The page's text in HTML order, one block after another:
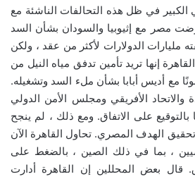
الكبير في ظل هذه التحالفات الناشئة مع
مصر مع إثيوبيا والسودان بشأن السد
مليارات الدولارات لأكثر من عقد ، ولكن
إنها تريد تأمين تدفق مياه النيل من
مع أديس أبابا بشأن ملء السد وتشغيله.
والاتحاد الأفريقي ومجلس الأمن الدولي
بالتوقيع على الاتفاق. ومع ذلك ، لم ينجح
الهدف المصري. تحاول القاهرة الآن
، بما في ذلك الصين ، بالضغط على
قال بعض المحللين إن القاهرة أدارت